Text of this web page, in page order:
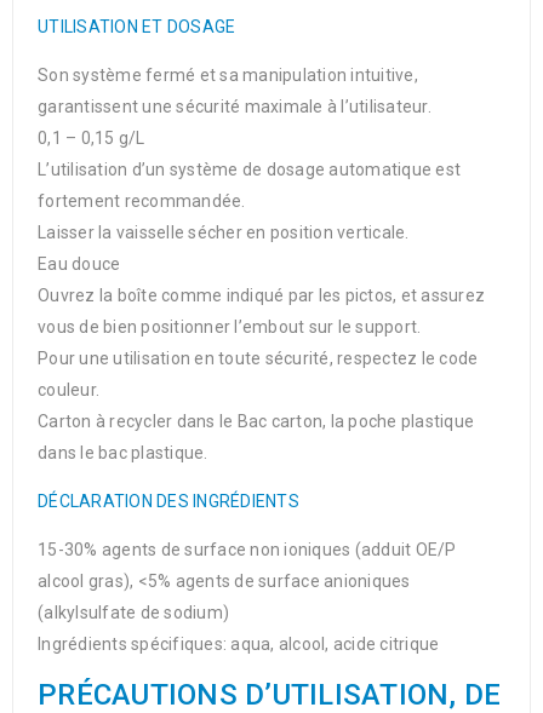
UTILISATION ET DOSAGE
Son système fermé et sa manipulation intuitive,
garantissent une sécurité maximale à l’utilisateur.
0,1 – 0,15 g/L
L’utilisation d’un système de dosage automatique est
fortement recommandée.
Laisser la vaisselle sécher en position verticale.
Eau douce
Ouvrez la boîte comme indiqué par les pictos, et assurez
vous de bien positionner l’embout sur le support.
Pour une utilisation en toute sécurité, respectez le code
couleur.
Carton à recycler dans le Bac carton, la poche plastique
dans le bac plastique.
DÉCLARATION DES INGRÉDIENTS
15-30% agents de surface non ioniques (adduit OE/P
alcool gras), <5% agents de surface anioniques
(alkylsulfate de sodium)
Ingrédients spécifiques: aqua, alcool, acide citrique
PRÉCAUTIONS D’UTILISATION, DE